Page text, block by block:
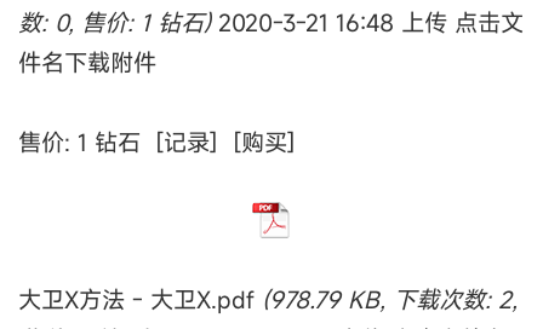
数: 0, 售价: 1 钻石) 2020-3-21 16:48 上传 点击文
件名下载附件
售价: 1 钻石 [记录] [购买]
大卫X方法 - 大卫X.pdf (978.79 KB, 下载次数: 2,